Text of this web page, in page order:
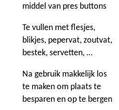
middel van pres buttons
Te vullen met flesjes,
blikjes, pepervat, zoutvat,
bestek, servetten, …
Na gebruik makkelijk los
te maken om plaats te
besparen en op te bergen